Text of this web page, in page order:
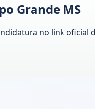
Grande MS
no link oficial